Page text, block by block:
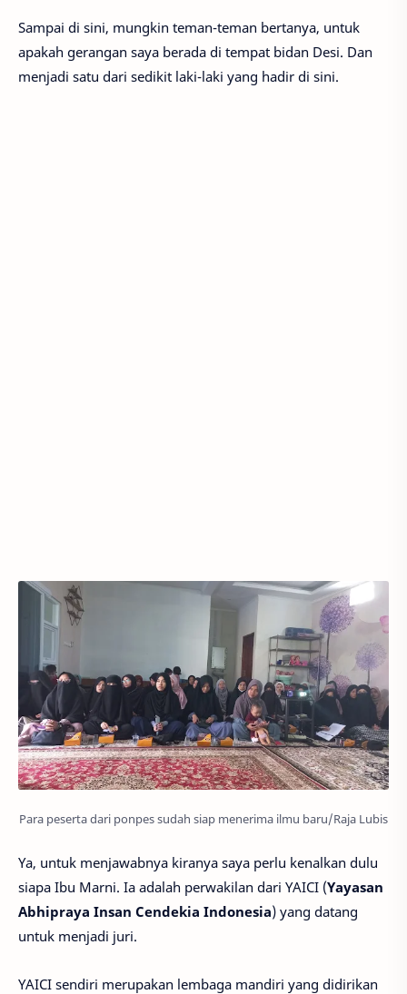
Sampai di sini, mungkin teman-teman bertanya, untuk
apakah gerangan saya berada di tempat bidan Desi. Dan
menjadi satu dari sedikit laki-laki yang hadir di sini.
Para peserta dari ponpes sudah siap menerima ilmu baru/Raja Lubis
Ya, untuk menjawabnya kiranya saya perlu kenalkan dulu
siapa Ibu Marni. Ia adalah perwakilan dari YAICI (Yayasan
Abhipraya Insan Cendekia Indonesia) yang datang
untuk menjadi juri.
YAICI sendiri merupakan lembaga mandiri yang didirikan